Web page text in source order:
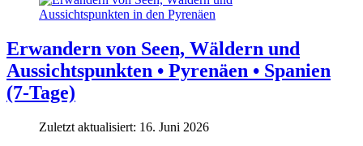
Erwandern von Seen, Wäldern und
Aussichtspunkten • Pyrenäen • Spanien
(7-Tage)
Zuletzt aktualisiert: 16. Juni 2026